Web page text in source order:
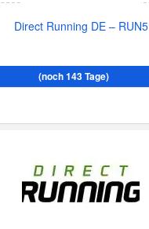
Direct Running DE – RUN5
(noch 143 Tage)